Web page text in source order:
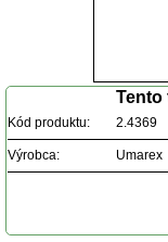
Tento
Kód produktu: 2.4369
Výrobca: Umarex